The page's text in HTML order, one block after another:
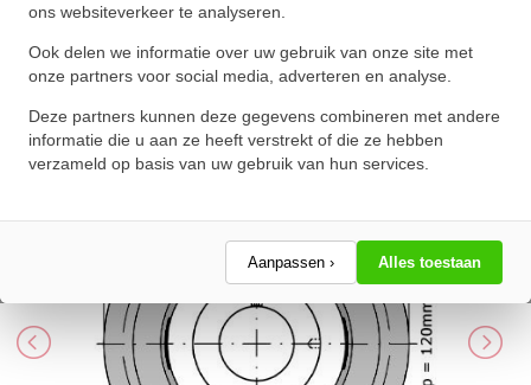
ons websiteverkeer te analyseren.
Ook delen we informatie over uw gebruik van onze site met
onze partners voor social media, adverteren en analyse.
Deze partners kunnen deze gegevens combineren met andere
informatie die u aan ze heeft verstrekt of die ze hebben
verzameld op basis van uw gebruik van hun services.
Aanpassen › Alles toestaan
★★★★
★★★★
Schrijf een review!